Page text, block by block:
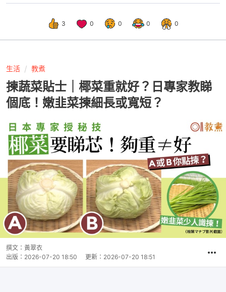
3 0 0 0 0
生活 教煮
揀蔬菜貼士｜椰菜重就好？日專家教睇
個底！嫩韭菜揀細長或寬短？
撰文： 黃翠衣
出版： 2026-07-20 18:50 更新： 2026-07-20 18:51